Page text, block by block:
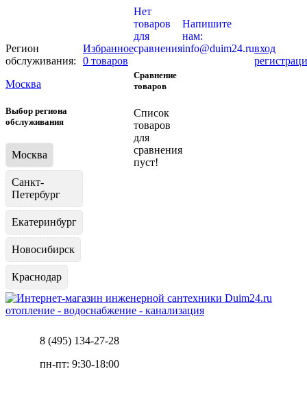
Регион
обслуживания:
Москва
Выбор региона
обслуживания
Москва
Санкт-
Петербург
Екатеринбург
Новосибирск
Краснодар
Избранное
0 товаров
Нет
товаров
для
сравнения
Сравнение
товаров
Список
товаров
для
сравнения
пуст!
Напишите
нам:
info@duim24.ruвход
отопление - водоснабжение - канализация
8 (495) 134-27-28
пн-пт: 9:30-18:00